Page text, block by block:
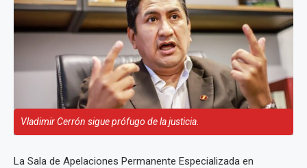
Vladimir Cerrón sigue prófugo de la justicia.
La Sala de Apelaciones Permanente Especializada en